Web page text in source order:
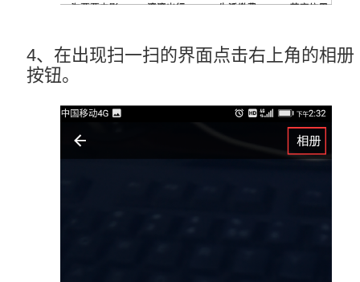
4、在出现扫一扫的界面点击右上角的相册
按钮。